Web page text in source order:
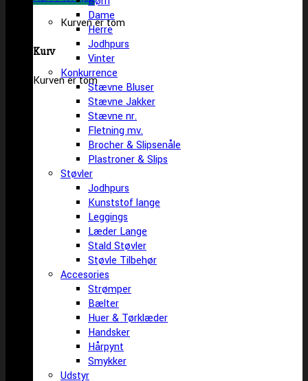
Kurven er tom
Kurv
Kurven er tom
Dame
Herre
Jodhpurs
Vinter
Konkurrence
Stævne Bluser
Stævne Jakker
Stævne nr.
Fletning mv.
Brocher & Slipsenåle
Plastroner & Slips
Støvler
Jodhpurs
Kunststof lange
Leggings
Læder Lange
Stald Støvler
Støvle Tilbehør
Accesories
Strømper
Bælter
Huer & Tørklæder
Handsker
Hårpynt
Smykker
Udstyr